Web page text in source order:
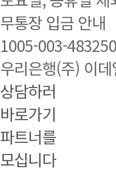
무통장 입금 안내
1005-003-483250
우리은행(주) 이
상담하러
바로가기
파트너를
모십니다